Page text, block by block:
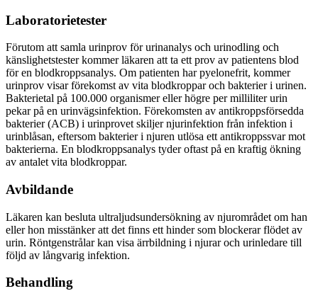
Laboratorietester
Förutom att samla urinprov för urinanalys och urinodling och
känslighetstester kommer läkaren att ta ett prov av patientens blod
för en blodkroppsanalys. Om patienten har pyelonefrit, kommer
urinprov visar förekomst av vita blodkroppar och bakterier i urinen.
Bakterietal på 100.000 organismer eller högre per milliliter urin
pekar på en urinvägsinfektion. Förekomsten av antikroppsförsedda
bakterier (ACB) i urinprovet skiljer njurinfektion från infektion i
urinblåsan, eftersom bakterier i njuren utlösa ett antikroppssvar mot
bakterierna. En blodkroppsanalys tyder oftast på en kraftig ökning
av antalet vita blodkroppar.
Avbildande
Läkaren kan besluta ultraljudsundersökning av njurområdet om han
eller hon misstänker att det finns ett hinder som blockerar flödet av
urin. Röntgenstrålar kan visa ärrbildning i njurar och urinledare till
följd av långvarig infektion.
Behandling